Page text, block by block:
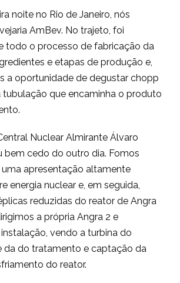
noite no Rio de Janeiro, nós
AmBev. No trajeto, foi
todo o processo de fabricação da
e etapas de produção e,
a oportunidade de degustar chopp
que encaminha o produto
Nuclear Almirante Álvaro
bem cedo do outro dia. Fomos
apresentação altamente
energia nuclear e, em seguida,
reduzidas do reator de Angra
a própria Angra 2 e
vendo a turbina do
da do tratamento e captação da
do reator.